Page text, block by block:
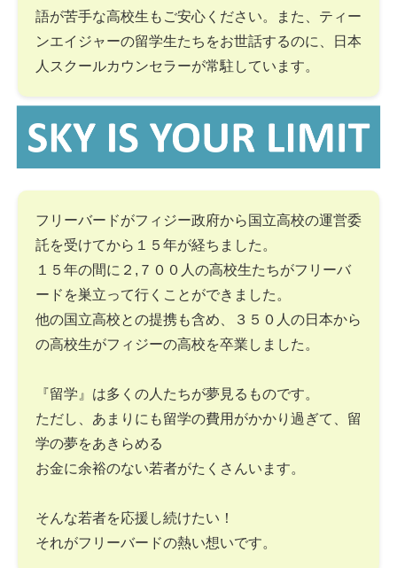
語が苦手な高校生もご安心ください。また、ティー
ンエイジャーの留学生たちをお世話するのに、日本
人スクールカウンセラーが常駐しています。
フリーバードがフィジー政府から国立高校の運営委
託を受けてから１５年が経ちました。
１５年の間に２,７００人の高校生たちがフリーバ
ードを巣立って行くことができました。
他の国立高校との提携も含め、３５０人の日本から
の高校生がフィジーの高校を卒業しました。
『留学』は多くの人たちが夢見るものです。
ただし、あまりにも留学の費用がかかり過ぎて、留
学の夢をあきらめる
お金に余裕のない若者がたくさんいます。
そんな若者を応援し続けたい！
それがフリーバードの熱い想いです。